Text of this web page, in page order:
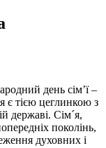
день сім’ї –
є тією цеглинкою з
державі. Сім´я,
поколінь,
духовних і